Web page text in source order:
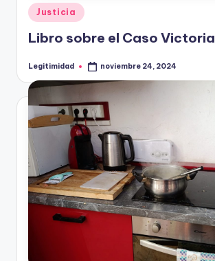
Publicado
en
Justicia
Libro sobre el Caso Victoria
Publicado
Legitimidad noviembre 24, 2024